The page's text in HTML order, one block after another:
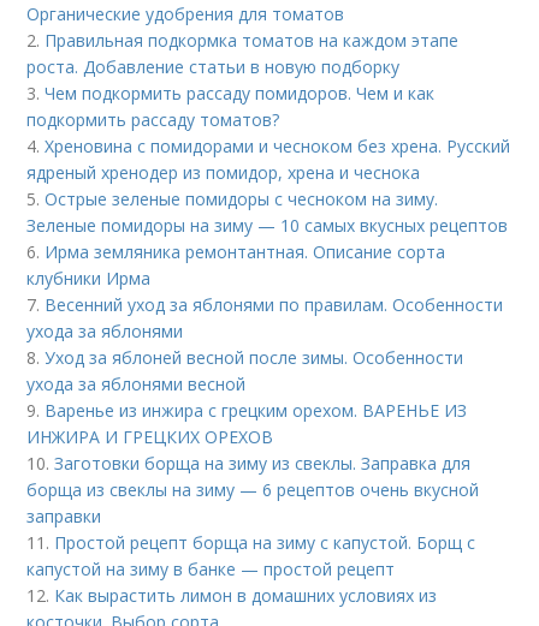
Органические удобрения для томатов
2. Правильная подкормка томатов на каждом этапе
роста. Добавление статьи в новую подборку
3.Чем подкормить рассаду помидоров. Чем и как
подкормить рассаду томатов?
4.Хреновина с помидорами и чесноком без хрена. Русский
ядреный хренодер из помидор, хрена и чеснока
5.Острые зеленые помидоры с чесноком на зиму.
Зеленые помидоры на зиму — 10 самых вкусных рецептов
6. Ирма земляника ремонтантная. Описание сорта
клубники Ирма
7. Весенний уход за яблонями по правилам. Особенности
ухода за яблонями
8.Уход за яблоней весной после зимы. Особенности
ухода за яблонями весной
9. Варенье из инжира с грецким орехом. ВАРЕНЬЕ ИЗ
ИНЖИРА И ГРЕЦКИХ ОРЕХОВ
10.Заготовки борща на зиму из свеклы. Заправка для
борща из свеклы на зиму — 6 рецептов очень вкусной
заправки
11. Простой рецепт борща на зиму с капустой. Борщ с
капустой на зиму в банке — простой рецепт
12. Как вырастить лимон в домашних условиях из